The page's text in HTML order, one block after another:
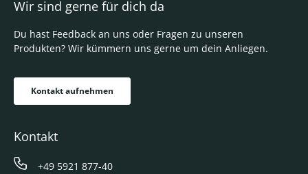
Wir sind gerne für dich da
Du hast Feedback an uns oder Fragen zu unseren
Produkten? Wir kümmern uns gerne um dein Anliegen.
Kontakt aufnehmen
Kontakt
+49 5921 877-40